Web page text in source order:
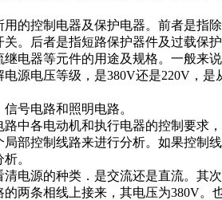
的控制电器及保护电器。前者是指
。后者是指短路保护器件及过载保
继电器等元件的用途及规格。一般来
源电压等级，是380V还是220V，
号电路和照明电路。
中各电动机和执行电器的控制要求
部控制线路来进行分析。如果控制
。
电源的种类．是交流还是直流。其
两条相线上接来，其电压为380V